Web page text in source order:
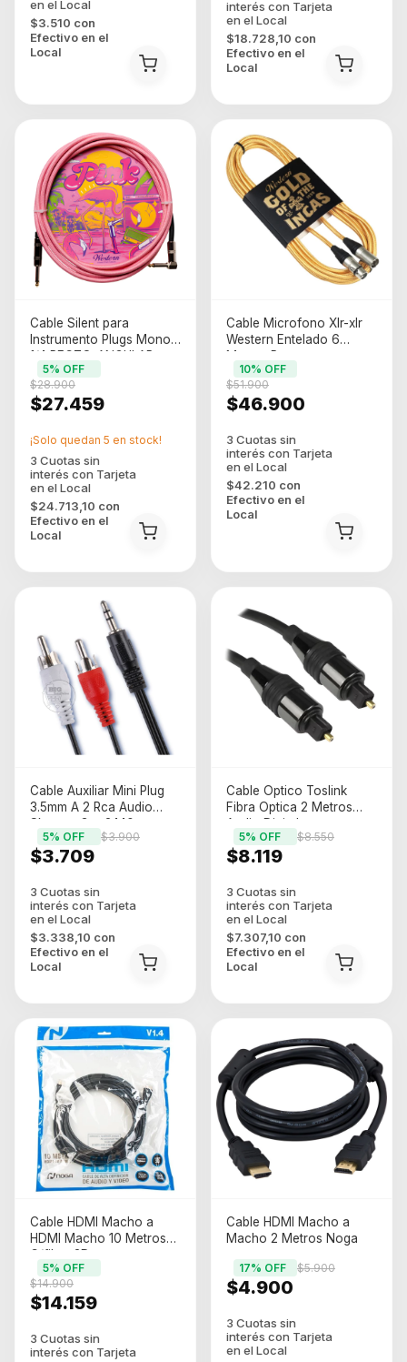
$3.510 con
Efectivo en el
Local
$18.728,10 con
Efectivo en el
Local
Cable Silent para
Instrumento Plugs Mono
1/4 RECTO-ANGULAR
Western Capuchon
Cromado Rosa 3 MTS
$27.459
$28.900
5% OFF
$24.713,10 con
Efectivo en el
Local
¡Solo quedan 5 en stock!
Cable Microfono Xlr-xlr
Western Entelado 6
Metros P
$46.900
$51.900
10% OFF
$42.210 con
Efectivo en el
Local
Cable Auxiliar Mini Plug
3.5mm A 2 Rca Audio
Skyway Gm-3440
$3.709
$3.900
5% OFF
$3.338,10 con
Efectivo en el
Local
Cable Optico Toslink
Fibra Optica 2 Metros
Audio Digital
$8.119
$8.550
5% OFF
$7.307,10 con
Efectivo en el
Local
Cable HDMI Macho a
HDMI Macho 10 Metros
C/filtro 3D
$14.159
$14.900
5% OFF
Cable HDMI Macho a
Macho 2 Metros Noga
$4.900
$5.900
17% OFF